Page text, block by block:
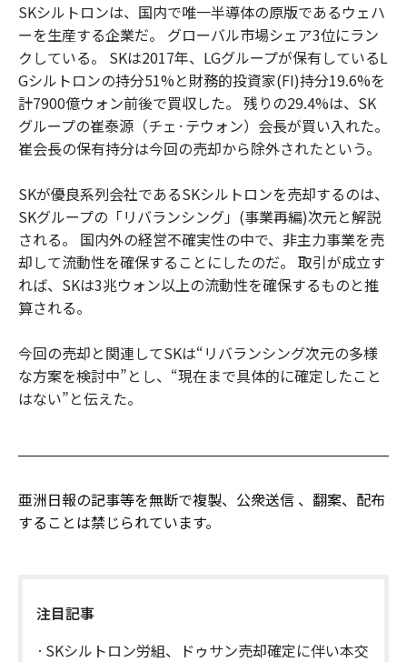
SKシルトロンは、国内で唯一半導体の原版であるウェハ
ーを生産する企業だ。 グローバル市場シェア3位にラン
クしている。 SKは2017年、LGグループが保有しているL
Gシルトロンの持分51%と財務的投資家(FI)持分19.6%を
計7900億ウォン前後で買収した。 残りの29.4%は、SK
グループの崔泰源（チェ·テウォン）会長が買い入れた。
崔会長の保有持分は今回の売却から除外されたという。
SKが優良系列会社であるSKシルトロンを売却するのは、
SKグループの「リバランシング」(事業再編)次元と解説
される。 国内外の経営不確実性の中で、非主力事業を売
却して流動性を確保することにしたのだ。 取引が成立す
れば、SKは3兆ウォン以上の流動性を確保するものと推
算される。
今回の売却と関連してSKは“リバランシング次元の多様
な方案を検討中”とし、“現在まで具体的に確定したこと
はない”と伝えた。
亜洲日報の記事等を無断で複製、公衆送信 、翻案、配布
することは禁じられています。
注目記事
SKシルトロン労組、ドゥサン売却確定に伴い本交